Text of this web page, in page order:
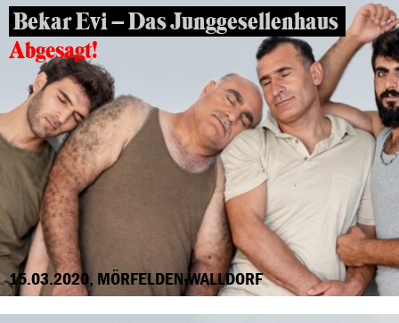
Bekar Evi – Das Junggesellenhaus
Abgesagt!
15.03.2020, MÖRFELDEN-WALLDORF